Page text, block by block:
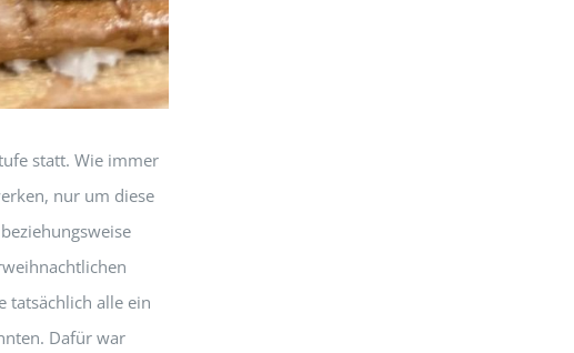
statt. Wie immer
nur um diese
tatsächlich alle ein
Dafür war